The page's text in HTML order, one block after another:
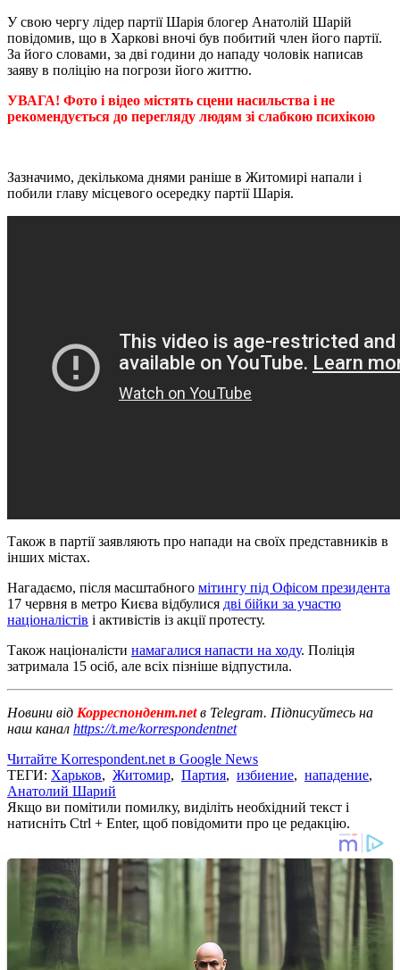
У свою чергу лідер партії Шарія блогер Анатолій Шарій
повідомив, що в Харкові вночі був побитий член його партії.
За його словами, за дві години до нападу чоловік написав
заяву в поліцію на погрози його життю.
УВАГА! Фото і відео містять сцени насильства і не
рекомендується до перегляду людям зі слабкою психікою
Зазначимо, декількома днями раніше в Житомирі напали і
побили главу місцевого осередку партії Шарія.
Також в партії заявляють про напади на своїх представників в
інших містах.
Нагадаємо, після масштабного мітингу під Офісом президента
17 червня в метро Києва відбулися дві бійки за участю
націоналістів і активістів із акції протесту.
Також націоналісти намагалися напасти на ходу. Поліція
затримала 15 осіб, але всіх пізніше відпустила.
Новини від Корреспондент.netв Telegram. Підписуйтесь на
наш канал https://t.me/korrespondentnet
Читайте Korrespondent.net в Google News
ТЕГИ: Харьков, Житомир, Партия, избиение, нападение,
Анатолий Шарий
Якщо ви помітили помилку, виділіть необхідний текст і
натисніть Ctrl + Enter, щоб повідомити про це редакцію.